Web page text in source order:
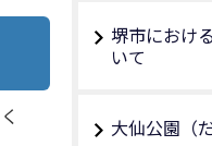
堺市におけ
いて
大仙公園（